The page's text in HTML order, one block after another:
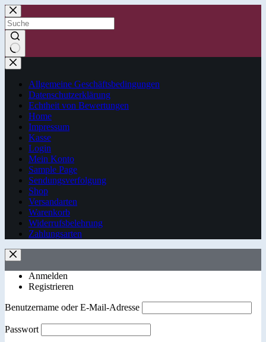
Zum
Inhalt
springen
Keine
Ergebnisse
Allgemeine Geschäftsbedingungen
Datenschutzerklärung
Echtheit von Bewertungen
Home
Impressum
Kasse
Login
Mein Konto
Sample Page
Sendungsverfolgung
Shop
Versandarten
Warenkorb
Widerrufsbelehrung
Zahlungsarten
Anmelden
Registrieren
Benutzername oder E-Mail-Adresse
Passwort